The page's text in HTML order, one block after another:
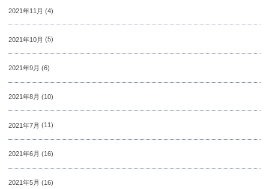
2021年11月 (4)
2021年10月 (5)
2021年9月 (6)
2021年8月 (10)
2021年7月 (11)
2021年6月 (16)
2021年5月 (16)